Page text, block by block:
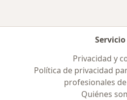
Servicio
Privacidad y
Política de privacidad
profesionales
Quiénes